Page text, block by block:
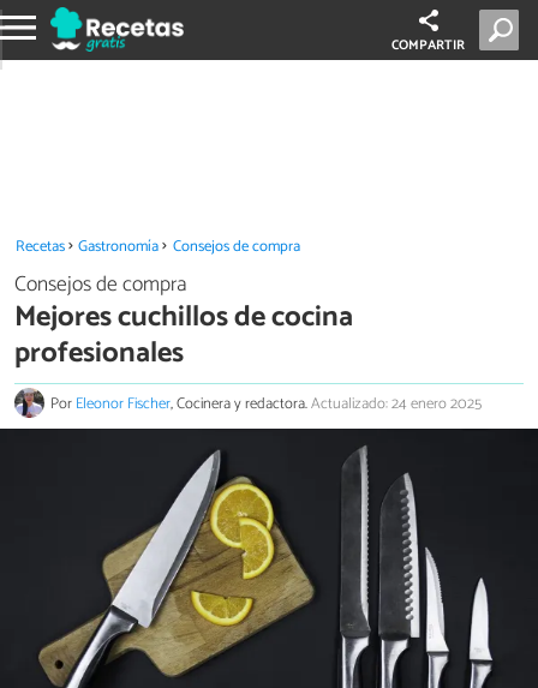
COMPARTIR
Recetas Gastronomía Consejos de compra
Consejos de compra
Mejores cuchillos de cocina
profesionales
PorEleonor Fischer, Cocinera y redactora.Actualizado: 24 enero 2025